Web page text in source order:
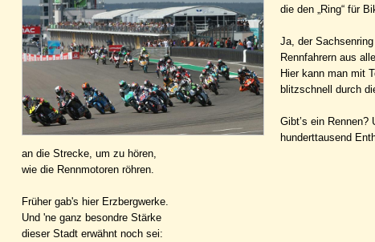
die den „Ring“ für
Ja, der
Rennfahrern aus
Hier kann man mit
blitzschnell durch
Gibt’s ein Rennen?
hunderttausend
an die Strecke, um zu hören,
wie die Rennmotoren röhren.
Früher gab's hier Erzbergwerke.
Und 'ne ganz besondre Stärke
dieser Stadt erwähnt noch sei: